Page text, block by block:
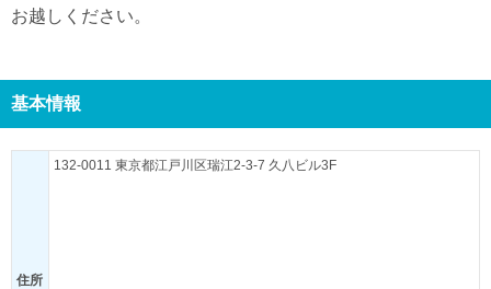
お越しください。
基本情報
住所
132-0011 東京都江戸川区瑞江2-3-7 久八ビル3F